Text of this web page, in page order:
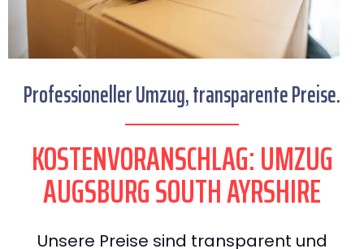
Professioneller Umzug, transparente Preise.
KOSTENVORANSCHLAG: UMZUG
AUGSBURG SOUTH AYRSHIRE
Unsere Preise sind transparent und